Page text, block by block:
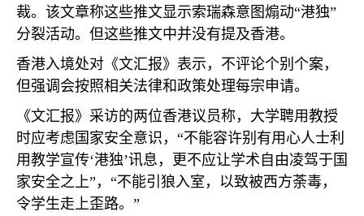
裁。该文章称这些推文显示索瑞森意图煽动“港独”
分裂活动。但这些推文中并没有提及香港。
香港入境处对《文汇报》表示，不评论个别个案，
但强调会按照相关法律和政策处理每宗申请。
《文汇报》采访的两位香港议员称，大学聘用教授
时应考虑国家安全意识，“不能容许别有用心人士利
用教学宣传‘港独’讯息，更不应让学术自由凌驾于国
家安全之上”，“不能引狼入室，以致被西方荼毒，
令学生走上歪路。”